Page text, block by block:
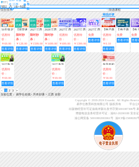
本 江西
登
录导
航
综合排序
筛选课程
精选好课
50天搞定
专升本英
语1000词
优惠特
价：
￥69.00
查看详情
限时
优惠
【现货速
发】江西
专升本教
材（政治
+英语+信
息技术）
限时秒
杀：
￥128.00
查看详情
限时
优惠
2027江西
专升本系
统无忧班
【江西专
享】
限时秒
杀：
￥1599.00
查看详情
限时
优惠
2028江西
专升本系
统无忧班
【江西专
享】
限时秒
杀：
￥1699.00
查看详情
2027江西
专升本系
统无忧班
【专业
课】
优惠特
价：
￥699.00
查看详情
2027江西
专升本全
科畅学班
【江西专
享】
优惠特
价：
￥1399.00
查看详情
2027江西
专升本免
费体验课
免费
查看详情
【电子题
库】2027
江西专升
本时事政
治（持续
更新）
优惠特
价：
￥0.10
查看详情
【电子题
库】江西
专升本
2022-
免费
查看详情
【电
库】
专升
础
免费
查看
2027专升
本春季
班-0基础
入门（英
语）【直
播+录
播】
优惠特
价：
￥69.00
查看详情
2027专升
本春季
班-0基础
入门（数
学）【直
播+录
优惠特
价：
￥69.00
查看详情
专升本初
级入门英
语教材
优惠特
价：
￥58.00
查看详情
< 1 2 3
>
当前位置：易学仕在线> 升本好课 > 江西 全部
Copyright © 2018-2024 Exueshi. All Rights
易学仕教育科技有限公司 版权所有
平台公
出版物经营许可证渝南岸新出发书字第5001087306号
增值电信业务经营许可证：渝B2-20200188 安全证
渝公网安备 50010802003061号
渝ICP备15008282号